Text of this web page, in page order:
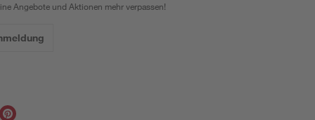
Angebote und Aktionen mehr verpassen!